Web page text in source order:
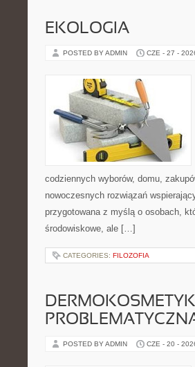
EKOLOGIA
POSTED BY ADMIN CZE - 27 -
codziennych wyborów, domu,
nowoczesnych rozwiązań
przygotowana z myślą o osobach,
środowiskowe, ale […]
CATEGORIES: FILOZOFIA
POSTED BY ADMIN CZE - 20 -